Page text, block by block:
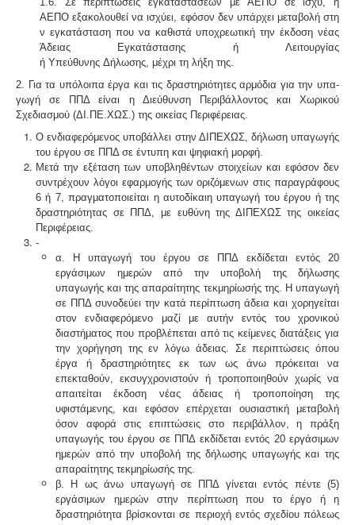
ΑΕΠΟ εξακολουθεί να ισχύει, εφόσον δεν υπάρχει μεταβολή στη
ν εγκατάσταση που να καθιστά υποχρεωτική την έκδοση νέας
Άδειας Εγκατάστασης ή Λειτουργίας
ή Υπεύθυνης Δήλωσης, μέχρι τη λήξη της.
2. Για τα υπόλοιπα έργα και τις δραστηριότητες αρμόδια για την υπα­
γωγή σε ΠΠΔ είναι η Διεύθυνση Περιβάλλοντος και Χω­ρικού
Σχεδιασμού (ΔΙ.ΠΕ.ΧΩΣ.) της οικείας Περιφέρειας.
Ο ενδιαφερόμενος υποβάλλει στην ΔΙΠΕΧΩΣ, δήλωση υπαγωγής
του έργου σε ΠΠΔ σε έντυπη και ψηφιακή μορφή.
Μετά την εξέταση των υποβληθέντων στοιχείων και εφόσον δεν
συντρέχουν λόγοι εφαρμογής των οριζό­μενων στις παραγράφους
6 ή 7, πραγματοποιείται η αυτοδίκαιη υπαγωγή του έργου ή της
δραστηριότητας σε ΠΠΔ, με ευθύνη της ΔΙΠΕΧΩΣ της οικείας
Περιφέρειας.
-
α. Η υπαγωγή του έργου σε ΠΠΔ εκδίδεται εντός 20
εργάσιμων ημερών από την υποβολή της δήλωσης
υπαγωγής και της απαραίτητης τεκμηρίωσής της. Η υπαγωγή
σε ΠΠΔ συνοδεύει την κατά περίπτωση άδεια και χορηγείται
στον ενδιαφερόμενο μαζί με αυτήν εντός του χρονικού
διαστήματος που προβλέπεται από τις κείμενες διατάξεις για
την χορήγηση της εν λόγω άδειας. Σε περιπτώσεις όπου
έργα ή δραστηριότητες εκ των ως άνω πρόκειται να
επεκταθούν, εκσυγχρονι­στούν ή τροποποιηθούν χωρίς να
απαιτείται έκδοση νέας άδειας ή τροποποίηση της
υφιστάμενης, και εφό­σον επέρχεται ουσιαστική μεταβολή
όσον αφορά στις επιπτώσεις στο περιβάλλον, η πράξη
υπαγωγής του έργου σε ΠΠΔ εκδίδεται εντός 20 εργάσιμων
ημερών από την υποβολή της δήλωσης υπαγωγής και της
απα­ραίτητης τεκμηρίωσής της.
β. Η ως άνω υπαγωγή σε ΠΠΔ γίνεται εντός πέντε (5)
εργάσιμων ημερών στην περίπτωση που το έργο ή η
δραστηριότητα βρίσκονται σε περιοχή εντός σχεδίου πόλεως